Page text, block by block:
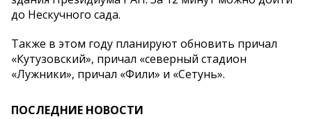
до Нескучного сада.
Также в этом году планируют обновить причал
«Кутузовский», причал «северный стадион
«Лужники», причал «Фили» и «Сетунь».
ПОСЛЕДНИЕ НОВОСТИ